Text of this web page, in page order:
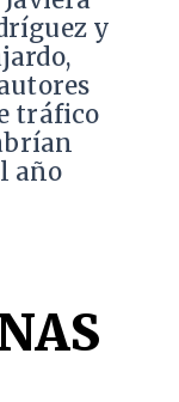
y
tráfico
año